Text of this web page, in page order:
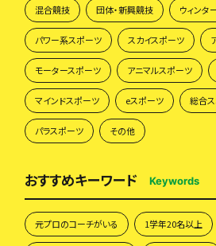
混合競技 団体・新興競技 ウィンタ
パワー系スポーツ スカイスポーツ
モータースポーツ アニマルスポーツ
マインドスポーツ eスポーツ 総合
パラスポーツ その他
おすすめキーワード Keywords
元プロのコーチがいる 1学年20名以上